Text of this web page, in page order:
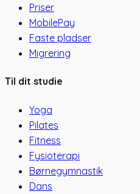
Priser
MobilePay
Faste pladser
Migrering
Til dit studie
Yoga
Pilates
Fitness
Fysioterapi
Børnegymnastik
Dans